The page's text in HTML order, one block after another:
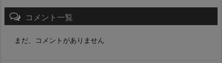
コメント一覧
まだ、コメントがありません